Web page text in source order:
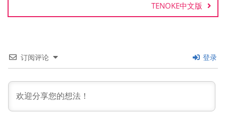
TENOKE中文版
订阅评论 登录